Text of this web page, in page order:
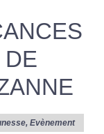
DE
, Evènement